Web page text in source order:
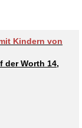
Kindern von
der Worth 14,